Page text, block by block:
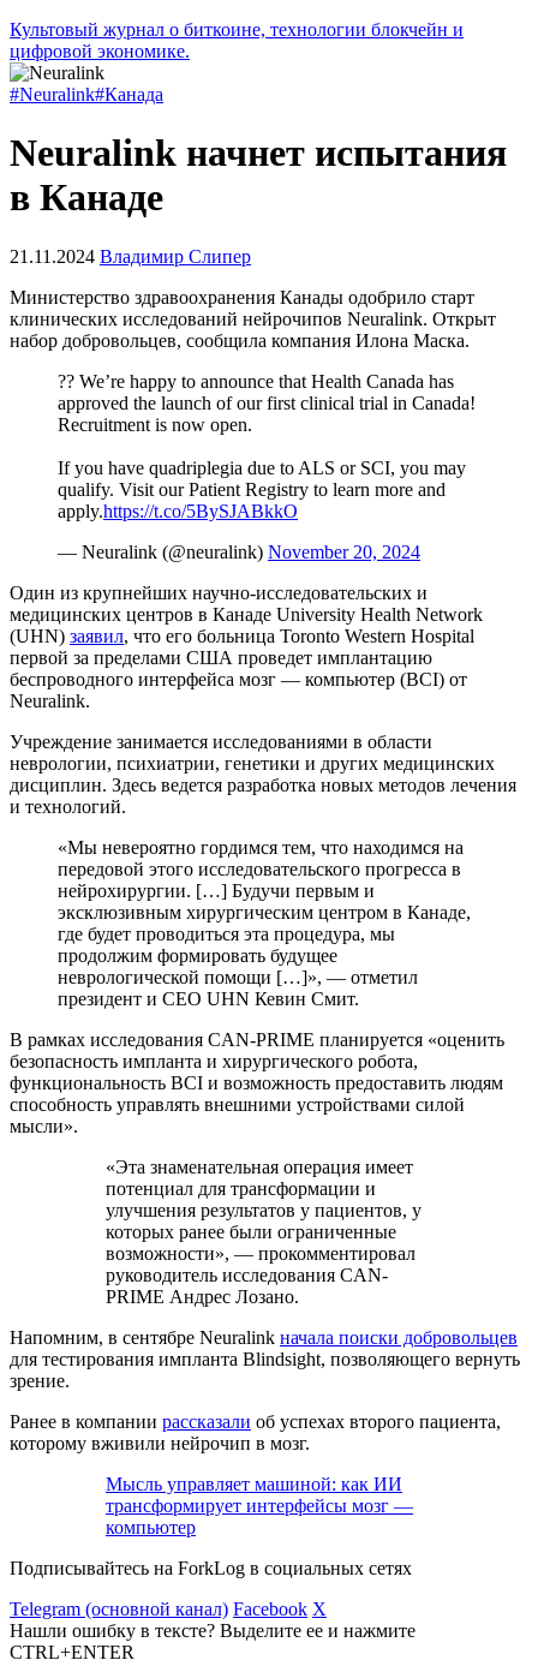
Культовый журнал о биткоине, технологии блокчейн и
цифровой экономике.
#Neuralink#Канада
Neuralink начнет испытания
в Канаде
21.11.2024 Владимир Слипер
Министерство здравоохранения Канады одобрило старт
клинических исследований нейрочипов Neuralink. Открыт
набор добровольцев, сообщила компания Илона Маска.
?? We’re happy to announce that Health Canada has
approved the launch of our first clinical trial in Canada!
Recruitment is now open.
If you have quadriplegia due to ALS or SCI, you may
qualify. Visit our Patient Registry to learn more and
apply.https://t.co/5BySJABkkO
— Neuralink (@neuralink) November 20, 2024
Один из крупнейших научно-исследовательских и
медицинских центров в Канаде University Health Network
(UHN) заявил, что его больница Toronto Western Hospital
первой за пределами США проведет имплантацию
беспроводного интерфейса мозг — компьютер (BCI) от
Neuralink.
Учреждение занимается исследованиями в области
неврологии, психиатрии, генетики и других медицинских
дисциплин. Здесь ведется разработка новых методов лечения
и технологий.
«Мы невероятно гордимся тем, что находимся на
передовой этого исследовательского прогресса в
нейрохирургии. […] Будучи первым и
эксклюзивным хирургическим центром в Канаде,
где будет проводиться эта процедура, мы
продолжим формировать будущее
неврологической помощи […]», — отметил
президент и CEO UHN Кевин Смит.
В рамках исследования CAN-PRIME планируется «оценить
безопасность импланта и хирургического робота,
функциональность BCI и возможность предоставить людям
способность управлять внешними устройствами силой
мысли».
«Эта знаменательная операция имеет
потенциал для трансформации и
улучшения результатов у пациентов, у
которых ранее были ограниченные
возможности», — прокомментировал
руководитель исследования CAN-
PRIME Андрес Лозано.
Напомним, в сентябре Neuralink начала поиски добровольцев
для тестирования импланта Blindsight, позволяющего вернуть
зрение.
Ранее в компании рассказали об успехах второго пациента,
которому вживили нейрочип в мозг.
Мысль управляет машиной: как ИИ
трансформирует интерфейсы мозг —
компьютер
Подписывайтесь на ForkLog в социальных сетях
Telegram (основной канал) Facebook X
Нашли ошибку в тексте? Выделите ее и нажмите
CTRL+ENTER